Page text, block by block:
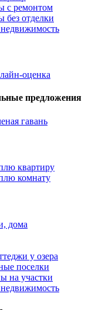
с ремонтом
без отделки
оценка
предложения
гавань
квартиру
комнату
дома
у озера
поселки
на участки